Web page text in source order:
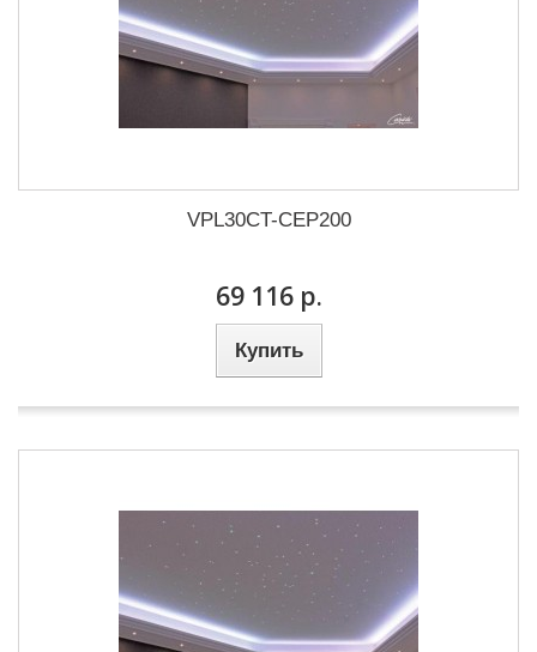
VPL30CT-CEP200
69 116 р.
Купить